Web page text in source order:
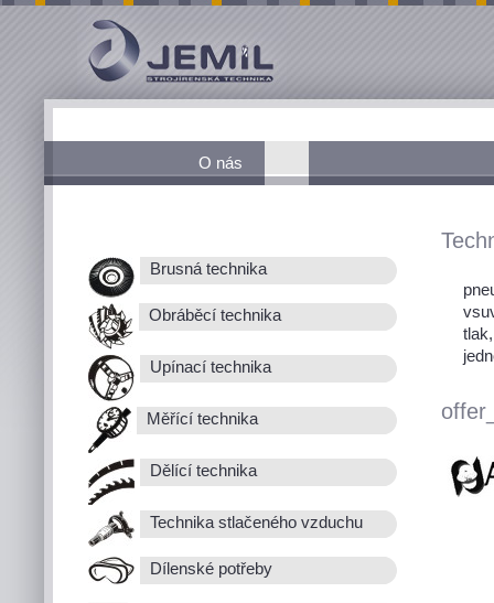
O nás
Brusná technika
Obráběcí technika
Upínací technika
Měřící technika
Dělící technika
Technika stlačeného vzduchu
Dílenské potřeby